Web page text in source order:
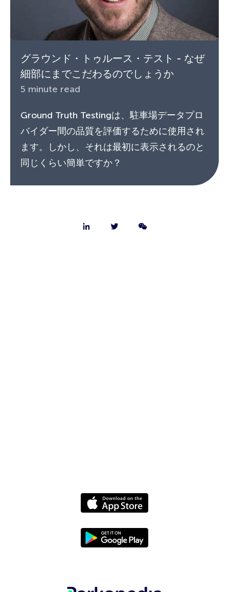
グラウンド・トゥルース・テスト - なぜ
細部にまでこだわるのでしょうか
5 minute read
Ground Truth Testingは、駐車場データプロ
バイダー間の品質を評価するために使用され
ます。しかし、それは最初に表示されるのと
同じくらい簡単ですか？